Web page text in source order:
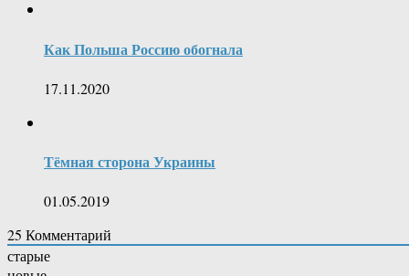
Как Польша Россию обогнала
17.11.2020
Тёмная сторона Украины
01.05.2019
25 Комментарий
старые